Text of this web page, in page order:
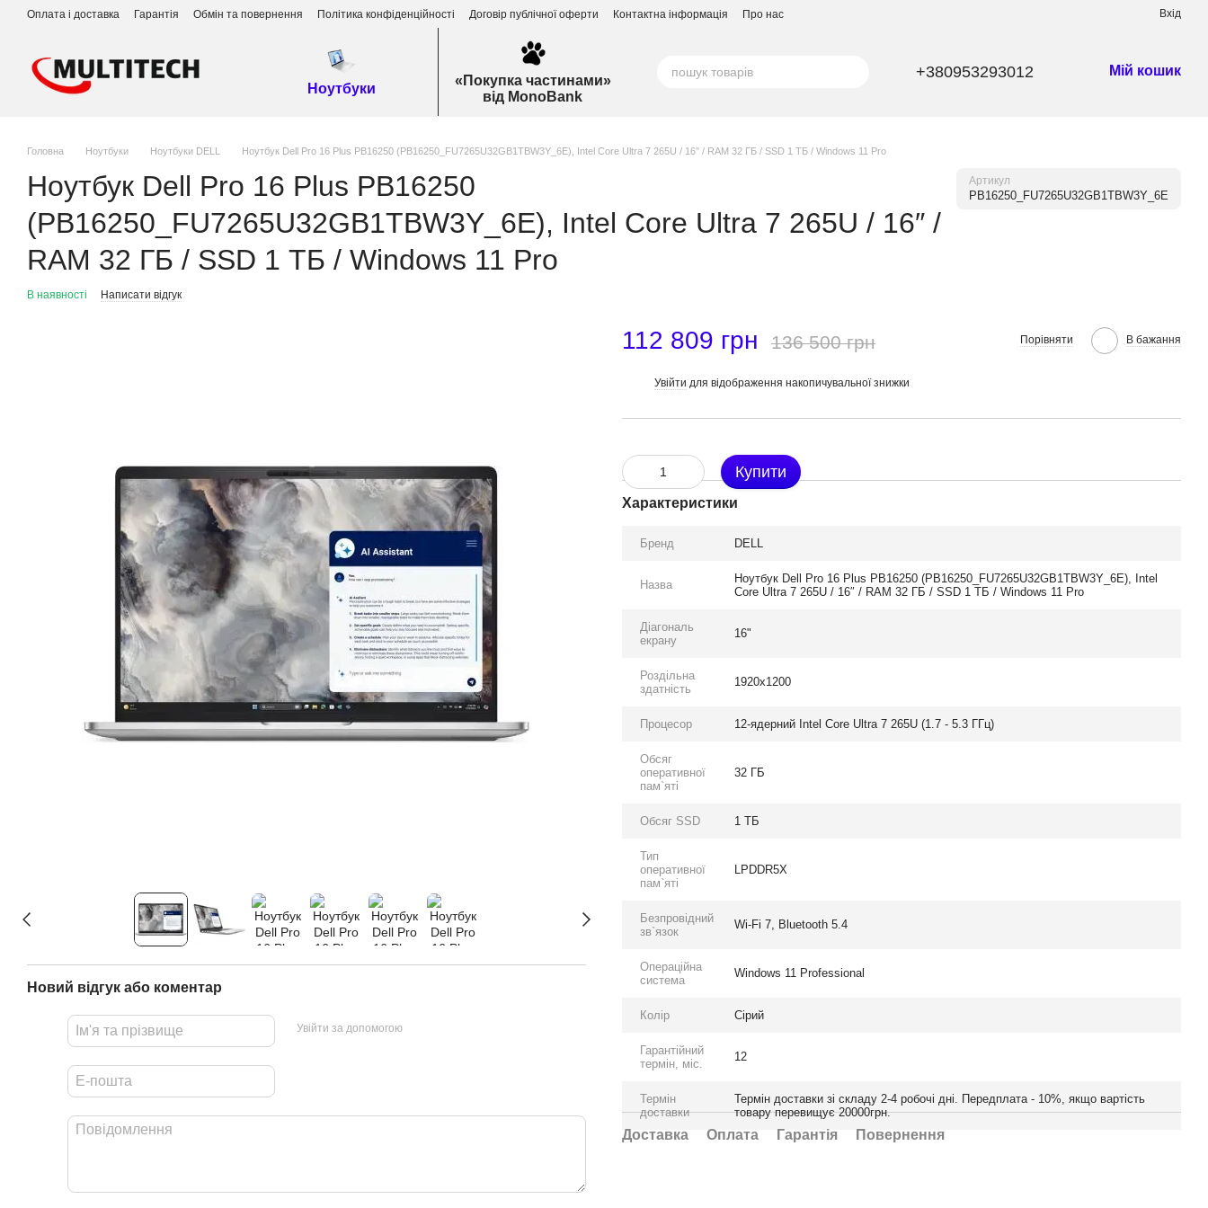
Перейти до основного контенту
Оплата і доставка Гарантія Обмін та повернення Політика конфіденційності Договір публічної оферти Контактна інформація Про нас Вхід
Ноутбуки
«Покупка частинами»
від MonoBank
+380953293012 Мій кошик
Головна Ноутбуки Ноутбуки DELL Ноутбук Dell Pro 16 Plus PB16250 (PB16250_FU7265U32GB1TBW3Y_6E), Intel Core Ultra 7 265U / 16″ / RAM 32 ГБ / SSD 1 ТБ / Windows 11 Pro
Ноутбук Dell Pro 16 Plus PB16250
(PB16250_FU7265U32GB1TBW3Y_6E), Intel Core Ultra 7 265U / 16″ /
RAM 32 ГБ / SSD 1 ТБ / Windows 11 Pro
Артикул
PB16250_FU7265U32GB1TBW3Y_6E
В наявності Написати відгук
Новий відгук або коментар
Увійти за допомогою
112 809 грн 136 500 грн Порівняти В бажання
Увійти для відображення накопичувальної знижки
Купити
Характеристики
Бренд DELL
Назва
Ноутбук Dell Pro 16 Plus PB16250 (PB16250_FU7265U32GB1TBW3Y_6E), Intel
Core Ultra 7 265U / 16″ / RAM 32 ГБ / SSD 1 ТБ / Windows 11 Pro
Діагональ
екрану
16"
Роздільна
здатність
1920x1200
Процесор 12-ядерний Intel Core Ultra 7 265U (1.7 - 5.3 ГГц)
Обсяг
оперативної
пам`яті
32 ГБ
Обсяг SSD 1 ТБ
Тип
оперативної
пам`яті
LPDDR5X
Безпровідний
зв`язок
Wi-Fi 7, Bluetooth 5.4
Операційна
система
Windows 11 Professional
Колір Сірий
Гарантійний
термін, міс.
12
Термін
доставки
Термін доставки зі складу 2-4 робочі дні. Передплата - 10%, якщо вартість
товару перевищує 20000грн.
Доставка Оплата Гарантія Повернення